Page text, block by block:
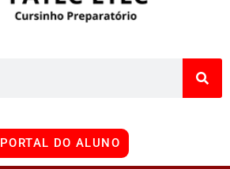
PORTAL DO ALUNO